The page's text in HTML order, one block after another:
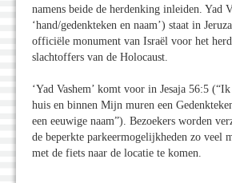
namens beide de herdenking inleiden. Yad
‘hand/gedenkteken en naam’) staat in
officiële monument van Israël voor het
slachtoffers van de Holocaust.
‘Yad Vashem’ komt voor in Jesaja 56:5
huis en binnen Mijn muren een
een eeuwige naam”). Bezoekers worden
de beperkte parkeermogelijkheden zo veel
met de fiets naar de locatie te komen.